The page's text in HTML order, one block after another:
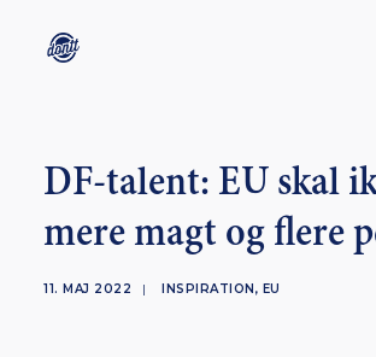
ENGLISH
CREATORS
DF-talent: EU skal
mere magt og flere
11. MAJ 2022 | INSPIRATION, EU